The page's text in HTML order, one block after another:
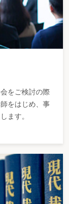
をご検討の際
をはじめ、事
ます。